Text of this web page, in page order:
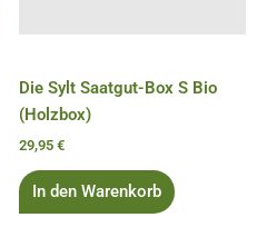
Die Sylt Saatgut-Box S Bio
(Holzbox)
29,95 €
In den Warenkorb